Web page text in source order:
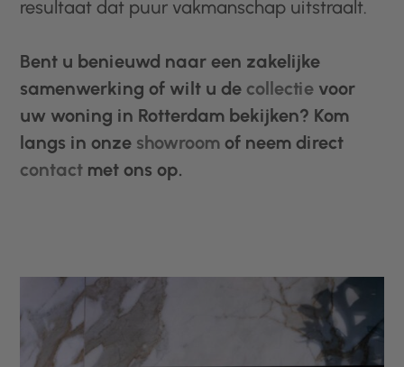
resultaat dat puur vakmanschap uitstraalt.
Bent u benieuwd naar een zakelijke
samenwerking of wilt u de collectie voor
uw woning in Rotterdam bekijken? Kom
langs in onze showroom of neem direct
contact met ons op.